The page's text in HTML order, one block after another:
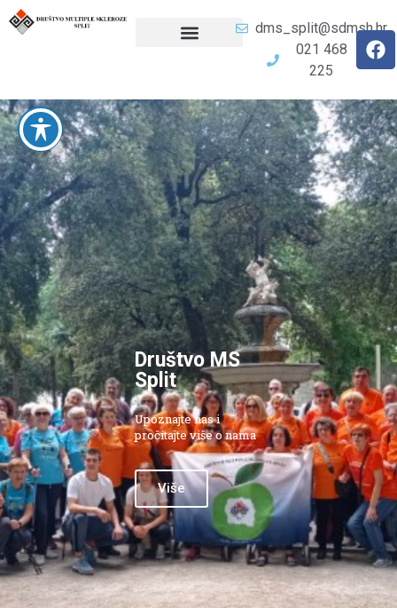
dms_split@sdmsh.hr
021 468
225
Društvo MS
Split
Upoznajte nas i
pročitajte više o nama
Više